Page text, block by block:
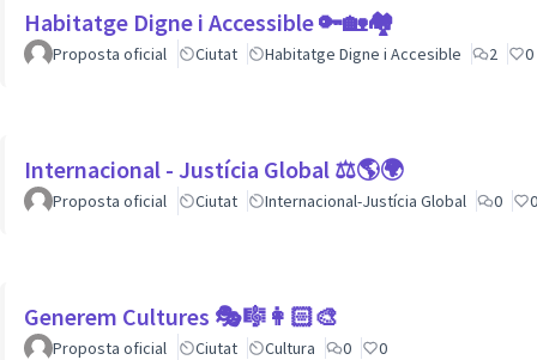
Habitatge Digne i Accessible 🔑🏡🏘
Proposta oficial Ciutat Habitatge Digne i Accesible 2 0
Internacional - Justícia Global ⚖️🌎🌍
Proposta oficial Ciutat Internacional-Justícia Global 0 0
Generem Cultures 🎭🎼👩🏻‍🎨
Proposta oficial Ciutat Cultura 0 0